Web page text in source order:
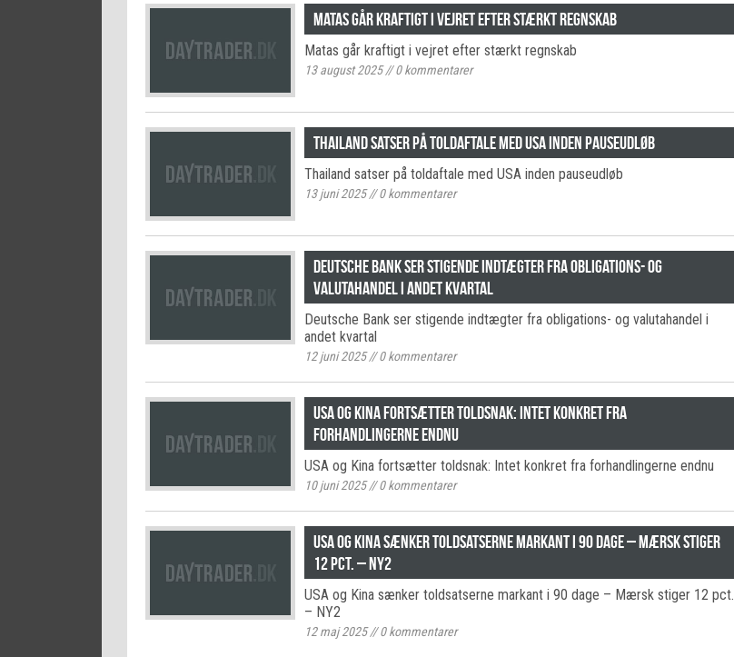
Matas går kraftigt i vejret efter stærkt regnskab
Matas går kraftigt i vejret efter stærkt regnskab
13 august 2025//0kommentarer
Thailand satser på toldaftale med USA inden pauseudløb
Thailand satser på toldaftale med USA inden pauseudløb
13 juni 2025//0kommentarer
Deutsche Bank ser stigende indtægter fra obligations- og
valutahandel i andet kvartal
Deutsche Bank ser stigende indtægter fra obligations- og valutahandel i
andet kvartal
12 juni 2025//0kommentarer
USA og Kina fortsætter toldsnak: Intet konkret fra
forhandlingerne endnu
USA og Kina fortsætter toldsnak: Intet konkret fra forhandlingerne endnu
10 juni 2025//0kommentarer
USA og Kina sænker toldsatserne markant i 90 dage – Mærsk stiger
12 pct. – NY2
USA og Kina sænker toldsatserne markant i 90 dage – Mærsk stiger 12 pct.
– NY2
12 maj 2025//0kommentarer